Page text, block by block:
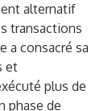
alternatif
transactions
a consacré sa
et
plus de
phase de